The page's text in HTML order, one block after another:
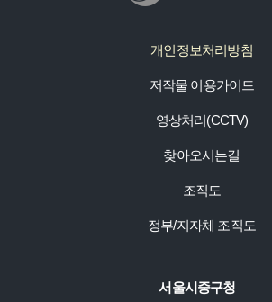
개인정보처리방침
저작물 이용가이드
영상처리(CCTV)
찾아오시는길
조직도
정부/지자체 조직도
서울시중구청